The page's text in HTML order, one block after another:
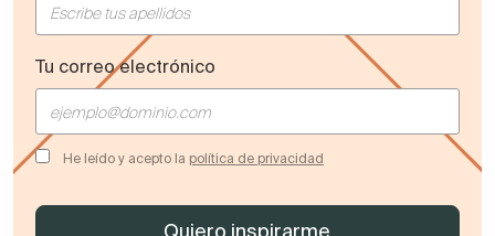
Tu correo electrónico
He leído y acepto la política de privacidad